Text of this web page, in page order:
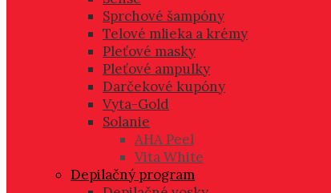
Sprchové šampóny
Telové mlieka a krémy
Pleťové masky
Pleťové ampulky
Darčekové kupóny
Vyta-Gold
Solanie
AHA Peel
Vita White
Depilačný program